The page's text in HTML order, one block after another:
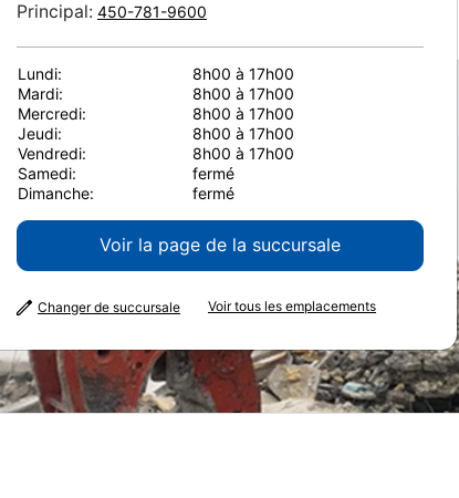
Principal: 450-781-9600
Lundi:
8h00 à 17h00
Mardi:
8h00 à 17h00
Mercredi:
8h00 à 17h00
Jeudi:
8h00 à 17h00
Vendredi:
8h00 à 17h00
Samedi:
fermé
Dimanche:
fermé
Voir la page de la succursale
Changer de succursale Voir tous les emplacements